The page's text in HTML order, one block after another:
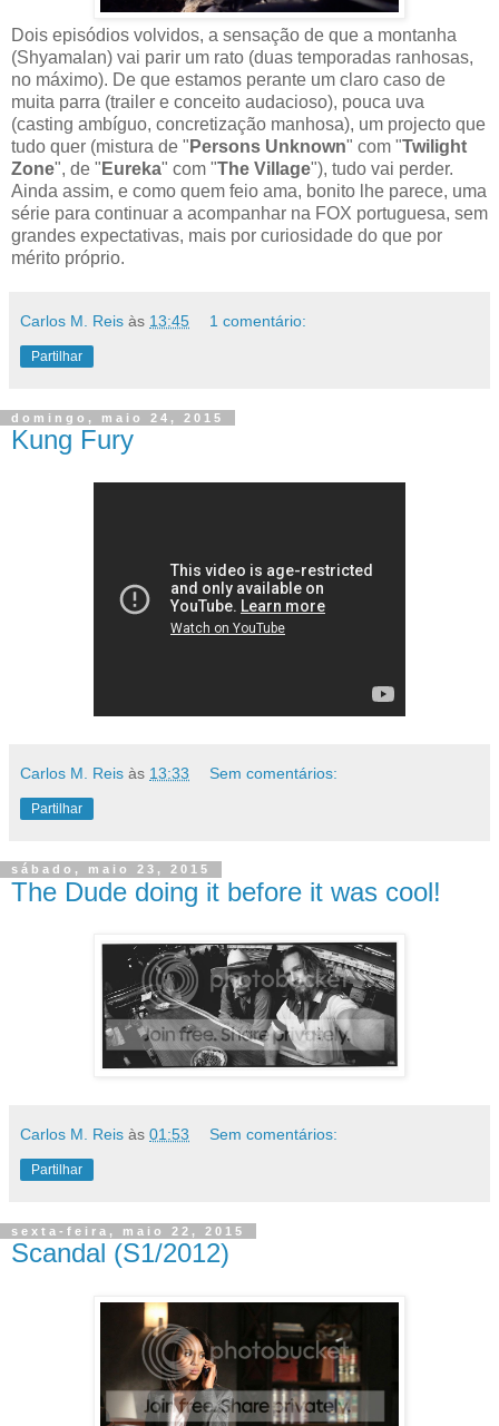
Dois episódios volvidos, a sensação de que a montanha
(Shyamalan) vai parir um rato (duas temporadas ranhosas,
no máximo). De que estamos perante um claro caso de
muita parra (trailer e conceito audacioso), pouca uva
(casting ambíguo, concretização manhosa), um projecto que
tudo quer (mistura de " Persons Unknown" com "Twilight
Zone", de " Eureka" com "The Village"), tudo vai perder.
Ainda assim, e como quem feio ama, bonito lhe parece, uma
série para continuar a acompanhar na FOX portuguesa, sem
grandes expectativas, mais por curiosidade do que por
mérito próprio.
Carlos M. Reis às 13:45 1 comentário:
Partilhar
domingo, maio 24, 2015
Kung Fury
Carlos M. Reis às 13:33 Sem comentários:
Partilhar
sábado, maio 23, 2015
The Dude doing it before it was cool!
Carlos M. Reis às 01:53 Sem comentários:
Partilhar
sexta-feira, maio 22, 2015
Scandal (S1/2012)